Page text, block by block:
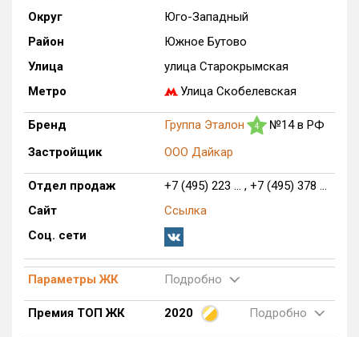
Только новые
от до
с продажами
Найдено:
Жилых комплексов
Многоквартирных домов
9 из 3 588
Блокированных домов
Домов с апартаментами
0 из 258
Округ
Юго-Западный
Район
Южное Бутово
Улица
улица Старокрымская
Метро
Улица Скобелевская
Бренд Группа Эталон 4
№14 в РФ
Застройщик
ООО Дайкар
Отдел продаж
+7 (495) 223 ... , +7 (495) 378 ...
Сайт
Ссылка
Соц. сети
Параметры ЖК Подробно
Премия ТОП ЖК 2020 Подробно